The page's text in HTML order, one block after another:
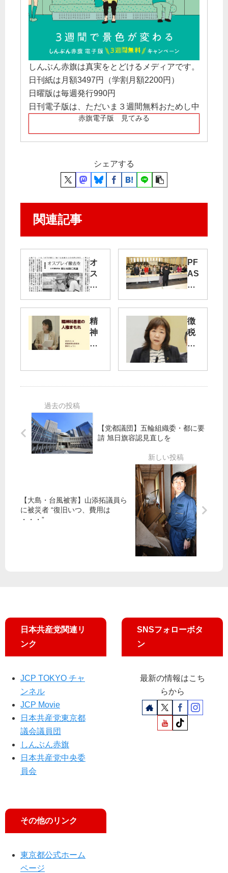
しんぶん赤旗は真実をとどけるメディアです。
日刊紙は月額3497円（学割月額2200円）
日曜版は毎週発行990円
日刊電子版は、ただいま３週間無料おためし中
赤旗電子版 見てみる
シェアする
関連記事
オ
ス
プ
イ
撤
去
運
飛
行
抗
議
PF
AS
か
命
守
れ
｜
学
校
食
化
精
神
科
人
守
れ
徴
税
猶
予
き
都
各
決
と
や
氏
質
問
で
前
【党都議団】五輪組織委・都に要
請 旭日旗容認見直しを
【大島・台風被害】山添拓議員ら
に被災者 “復旧いつ、費用は
・・・”
日本共産党関連リ
ンク
JCP TOKYO チャ
ンネル
JCP Movie
日本共産党東京都
議会議員団
しんぶん赤旗
日本共産党中央委
員会
その他のリンク
東京都公式ホーム
ページ
SNSフォローボタ
ン
最新の情報はこち
らから